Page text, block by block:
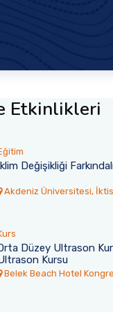
Etkinlikleri
Değişikliği
Akdeniz Üniversitesi, İktisadi ve İdari Bilimler
Düzey Ultrason
Kursu
Belek Beach Hotel